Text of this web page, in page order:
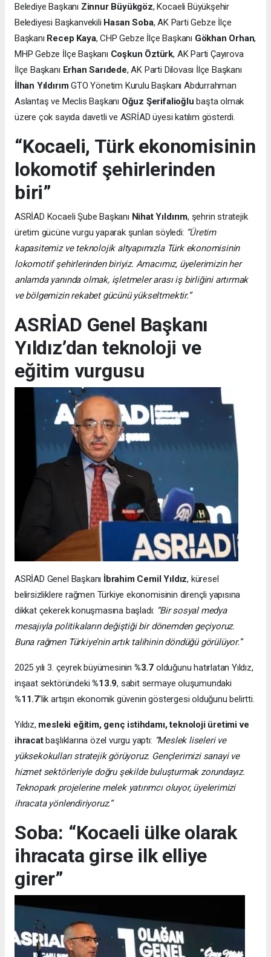
Belediye Başkanı Zinnur Büyükgöz, Kocaeli Büyükşehir
Belediyesi Başkanvekili Hasan Soba, AK Parti Gebze İlçe
Başkanı Recep Kaya, CHP Gebze İlçe Başkanı Gökhan Orhan,
MHP Gebze İlçe Başkanı Coşkun Öztürk, AK Parti Çayırova
İlçe Başkanı Erhan Sarıdede, AK Parti Dilovası İlçe Başkanı
İlhan YıldırımGTO Yönetim Kurulu Başkanı Abdurrahman
Aslantaş ve Meclis Başkanı Oğuz Şerifalioğlu başta olmak
üzere çok sayıda davetli ve ASRİAD üyesi katılım gösterdi.
“Kocaeli, Türk ekonomisinin
lokomotif şehirlerinden
biri”
ASRİAD Kocaeli Şube Başkanı Nihat Yıldırım, şehrin stratejik
üretim gücüne vurgu yaparak şunları söyledi: “Üretim
kapasitemiz ve teknolojik altyapımızla Türk ekonomisinin
lokomotif şehirlerinden biriyiz. Amacımız, üyelerimizin her
anlamda yanında olmak, işletmeler arası iş birliğini artırmak
ve bölgemizin rekabet gücünü yükseltmektir.”
ASRİAD Genel Başkanı
Yıldız’dan teknoloji ve
eğitim vurgusu
ASRİAD Genel Başkanı İbrahim Cemil Yıldız, küresel
belirsizliklere rağmen Türkiye ekonomisinin dirençli yapısına
dikkat çekerek konuşmasına başladı: “Bir sosyal medya
mesajıyla politikaların değiştiği bir dönemden geçiyoruz.
Buna rağmen Türkiye’nin artık talihinin döndüğü görülüyor.”
2025 yılı 3. çeyrek büyümesinin %3.7 olduğunu hatırlatan Yıldız,
inşaat sektöründeki%13.9, sabit sermaye oluşumundaki
%11.7’lik artışın ekonomik güvenin göstergesi olduğunu belirtti.
Yıldız, mesleki eğitim, genç istihdamı, teknoloji üretimi ve
ihracatbaşlıklarına özel vurgu yaptı: “Meslek liseleri ve
yüksekokulları stratejik görüyoruz. Gençlerimizi sanayi ve
hizmet sektörleriyle doğru şekilde buluşturmak zorundayız.
Teknopark projelerine melek yatırımcı oluyor, üyelerimizi
ihracata yönlendiriyoruz.”
Soba: “Kocaeli ülke olarak
ihracata girse ilk elliye
girer”